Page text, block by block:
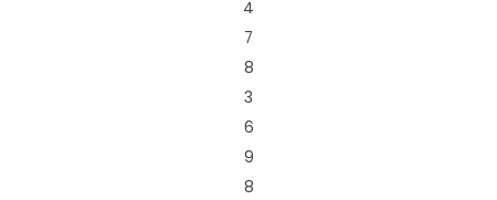
4
7
8
3
6
9
8